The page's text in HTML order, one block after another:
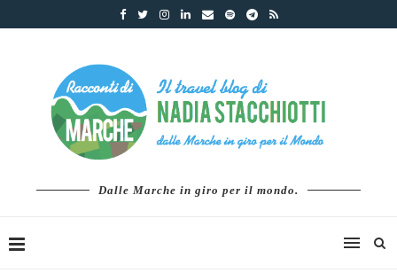
Dalle Marche in giro per il mondo.